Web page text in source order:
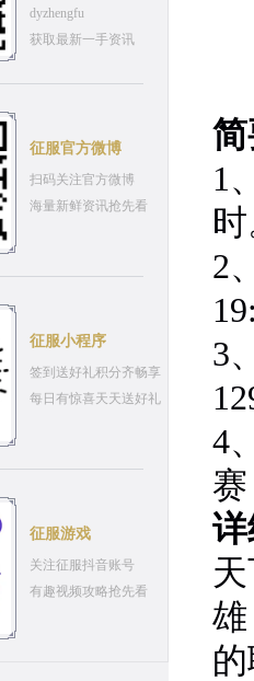
dyzhengfu
获取最新一手资讯
征服官方微博
扫码关注官方微博
海量新鲜资讯抢先看
征服小程序
签到送好礼积分齐畅享
每日有惊喜天天送好礼
征服游戏
关注征服抖音账号
有趣视频攻略抢先看
1
2
3
4